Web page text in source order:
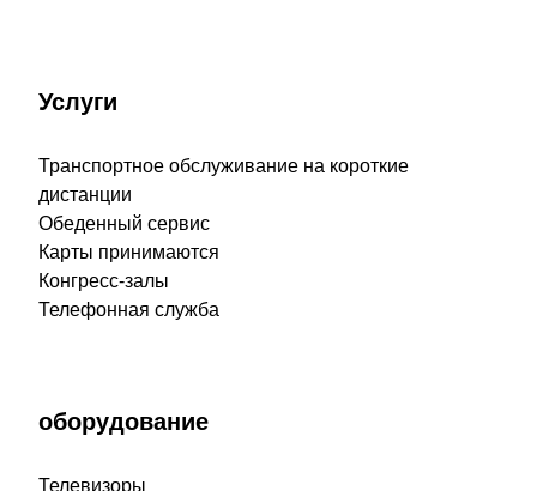
Услуги
Транспортное обслуживание на короткие
дистанции
Обеденный сервис
Карты принимаются
Конгресс-залы
Телефонная служба
оборудование
Телевизоры